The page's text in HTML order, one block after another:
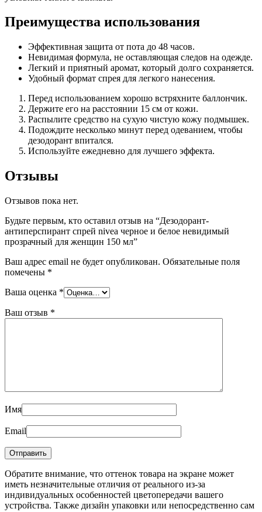
Преимущества использования
Эффективная защита от пота до 48 часов.
Невидимая формула, не оставляющая следов на одежде.
Легкий и приятный аромат, который долго сохраняется.
Удобный формат спрея для легкого нанесения.
Перед использованием хорошо встряхните баллончик.
Держите его на расстоянии 15 см от кожи.
Распылите средство на сухую чистую кожу подмышек.
Подождите несколько минут перед одеванием, чтобы
дезодорант впитался.
Используйте ежедневно для лучшего эффекта.
Отзывы
Отзывов пока нет.
Будьте первым, кто оставил отзыв на “Дезодорант-
антиперспирант спрей nivea черное и белое невидимый
прозрачный для женщин 150 мл”
Ваш адрес email не будет опубликован. Обязательные поля
помечены *
Ваша оценка *
Ваш отзыв *
Имя
Email
Обратите внимание, что оттенок товара на экране может
иметь незначительные отличия от реального из-за
индивидуальных особенностей цветопередачи вашего
устройства. Также дизайн упаковки или непосредственно сам